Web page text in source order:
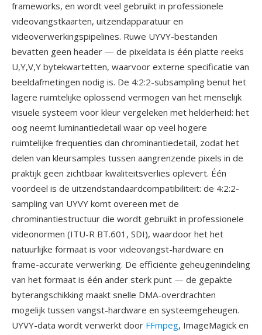
frameworks, en wordt veel gebruikt in professionele
videovangstkaarten, uitzendapparatuur en
videoverwerkingspipelines. Ruwe UYVY-bestanden
bevatten geen header — de pixeldata is één platte reeks
U,Y,V,Y bytekwartetten, waarvoor externe specificatie van
beeldafmetingen nodig is. De 4:2:2-subsampling benut het
lagere ruimtelijke oplossend vermogen van het menselijk
visuele systeem voor kleur vergeleken met helderheid: het
oog neemt luminantiedetail waar op veel hogere
ruimtelijke frequenties dan chrominantiedetail, zodat het
delen van kleursamples tussen aangrenzende pixels in de
praktijk geen zichtbaar kwaliteitsverlies oplevert. Één
voordeel is de uitzendstandaardcompatibiliteit: de 4:2:2-
sampling van UYVY komt overeen met de
chrominantiestructuur die wordt gebruikt in professionele
videonormen (ITU-R BT.601, SDI), waardoor het het
natuurlijke formaat is voor videovangst-hardware en
frame-accurate verwerking. De efficiënte geheugenindeling
van het formaat is één ander sterk punt — de gepakte
byterangschikking maakt snelle DMA-overdrachten
mogelijk tussen vangst-hardware en systeemgeheugen.
UYVY-data wordt verwerkt door FFmpeg, ImageMagick en